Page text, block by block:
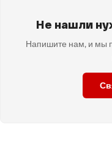
Не нашли
Напишите нам, и мы